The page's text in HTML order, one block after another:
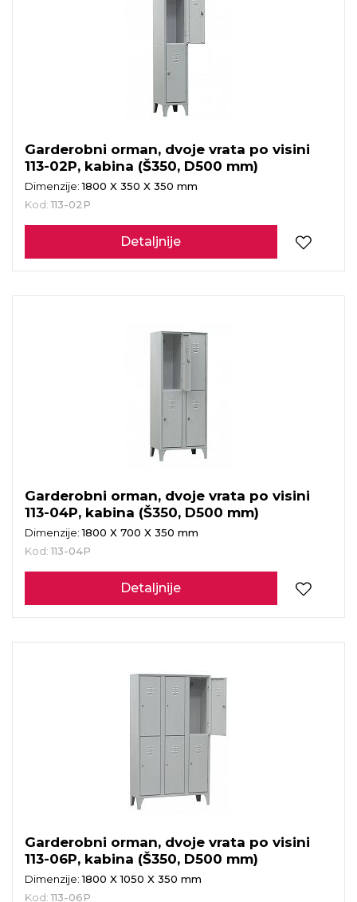
Garderobni orman, dvoje vrata po visini
113-02P, kabina (Š350, D500 mm)
Dimenzije:1800 X 350 X 350 mm
Kod:113-02P
Detaljnije
Garderobni orman, dvoje vrata po visini
113-04P, kabina (Š350, D500 mm)
Dimenzije:1800 X 700 X 350 mm
Kod:113-04P
Detaljnije
Garderobni orman, dvoje vrata po visini
113-06P, kabina (Š350, D500 mm)
Dimenzije:1800 X 1050 X 350 mm
Kod:113-06P